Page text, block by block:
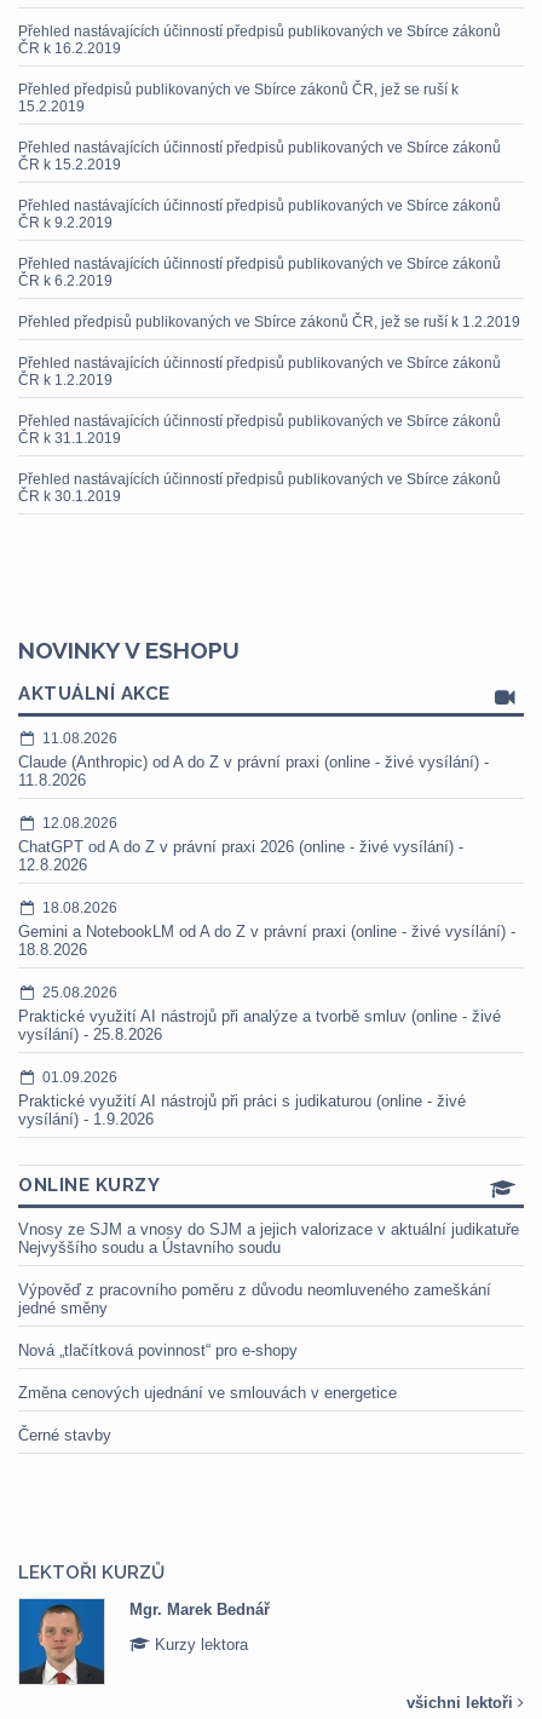
Přehled nastávajících účinností předpisů publikovaných ve Sbírce zákonů
ČR k 16.2.2019
Přehled předpisů publikovaných ve Sbírce zákonů ČR, jež se ruší k
15.2.2019
Přehled nastávajících účinností předpisů publikovaných ve Sbírce zákonů
ČR k 15.2.2019
Přehled nastávajících účinností předpisů publikovaných ve Sbírce zákonů
ČR k 9.2.2019
Přehled nastávajících účinností předpisů publikovaných ve Sbírce zákonů
ČR k 6.2.2019
Přehled předpisů publikovaných ve Sbírce zákonů ČR, jež se ruší k 1.2.2019
Přehled nastávajících účinností předpisů publikovaných ve Sbírce zákonů
ČR k 1.2.2019
Přehled nastávajících účinností předpisů publikovaných ve Sbírce zákonů
ČR k 31.1.2019
Přehled nastávajících účinností předpisů publikovaných ve Sbírce zákonů
ČR k 30.1.2019
NOVINKY V ESHOPU
AKTUÁLNÍ AKCE
11.08.2026
Claude (Anthropic) od A do Z v právní praxi (online - živé vysílání) -
11.8.2026
12.08.2026
ChatGPT od A do Z v právní praxi 2026 (online - živé vysílání) -
12.8.2026
18.08.2026
Gemini a NotebookLM od A do Z v právní praxi (online - živé vysílání) -
18.8.2026
25.08.2026
Praktické využití AI nástrojů při analýze a tvorbě smluv (online - živé
vysílání) - 25.8.2026
01.09.2026
Praktické využití AI nástrojů při práci s judikaturou (online - živé
vysílání) - 1.9.2026
ONLINE KURZY
Vnosy ze SJM a vnosy do SJM a jejich valorizace v aktuální judikatuře
Nejvyššího soudu a Ústavního soudu
Výpověď z pracovního poměru z důvodu neomluveného zameškání
jedné směny
Nová „tlačítková povinnost“ pro e-shopy
Změna cenových ujednání ve smlouvách v energetice
Černé stavby
LEKTOŘI KURZŮ
Mgr. Marek Bednář
Kurzy lektora
všichni lektoři